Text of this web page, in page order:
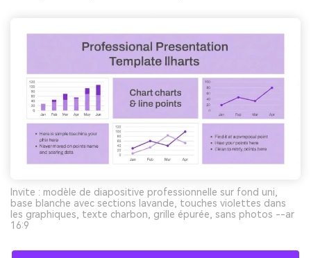
Invite : modèle de diapositive professionnelle sur fond uni,
base blanche avec sections lavande, touches violettes dans
les graphiques, texte charbon, grille épurée, sans photos --ar
16:9